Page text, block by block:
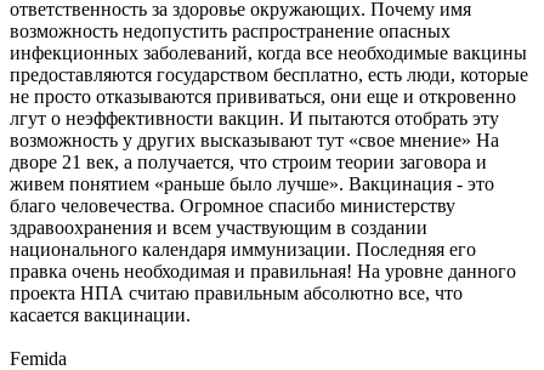
ответственность за здоровье окружающих. Почему имя
возможность недопустить распространение опасных
инфекционных заболеваний, когда все необходимые вакцины
предоставляются государством бесплатно, есть люди, которые
не просто отказываются прививаться, они еще и откровенно
лгут о неэффективности вакцин. И пытаются отобрать эту
возможность у других высказывают тут «свое мнение» На
дворе 21 век, а получается, что строим теории заговора и
живем понятием «раньше было лучше». Вакцинация - это
благо человечества. Огромное спасибо министерству
здравоохранения и всем участвующим в создании
национального календаря иммунизации. Последняя его
правка очень необходимая и правильная! На уровне данного
проекта НПА считаю правильным абсолютно все, что
касается вакцинации.
Femida